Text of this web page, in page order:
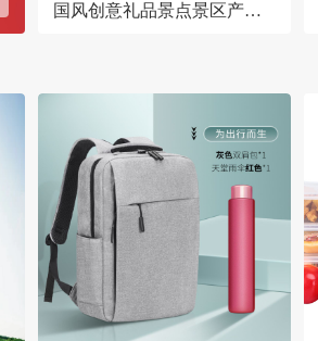
国风创意礼品景点景区产品